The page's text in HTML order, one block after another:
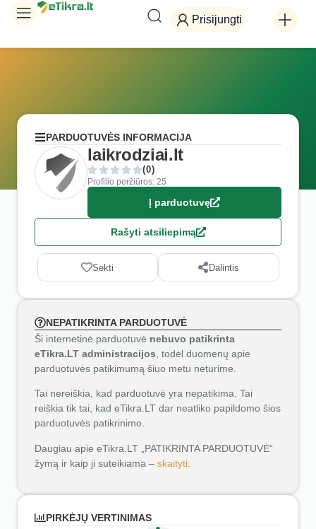
Prisijungti
PARDUOTUVĖS INFORMACIJA
laikrodziai.lt
(0)
Profilio peržiūros: 25
Į parduotuvę
Rašyti atsiliepimą
Sekti Dalintis
NEPATIKRINTA PARDUOTUVĖ
Ši internetinė parduotuvė nebuvo patikrinta
eTikra.LT administracijos , todėl duomenų apie
parduotuvės patikimumą šiuo metu neturime.
Tai nereiškia, kad parduotuvė yra nepatikima. Tai
reiškia tik tai, kad eTikra.LT dar neatliko papildomo šios
parduotuvės patikrinimo.
Daugiau apie eTikra.LT „PATIKRINTA PARDUOTUVĖ“
žymą ir kaip ji suteikiama – skaityti
PIRKĖJŲ VERTINIMAS